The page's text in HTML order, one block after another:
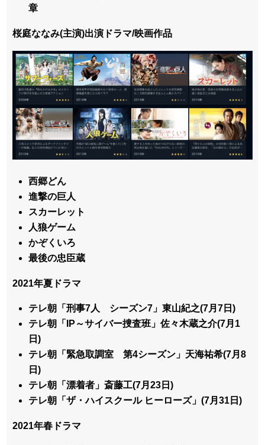
章
桜庭ななみ(主演)出演ドラマ/映画作品
西郷どん
進撃の巨人
スカーレット
人狼ゲーム
かぞくいろ
最後の忠臣蔵
2021年夏ドラマ
テレ朝「刑事7人 シーズン7」東山紀之(7月7日)
テレ朝「IP～サイバー捜査班」佐々木蔵之介(7月1
日)
テレ朝「緊急取調室 第4シーズン」天海祐希(7月8
日)
テレ朝「漂着者」斎藤工(7月23日)
テレ朝「ザ・ハイスクール ヒーローズ」(7月31日)
2021年春ドラマ